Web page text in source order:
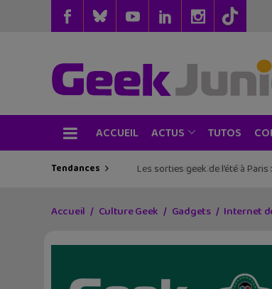
ACCUEIL ACTUS TUTOS
Tendances Les sorties geek de l’été à
Accueil Culture Geek Gadgets Internet